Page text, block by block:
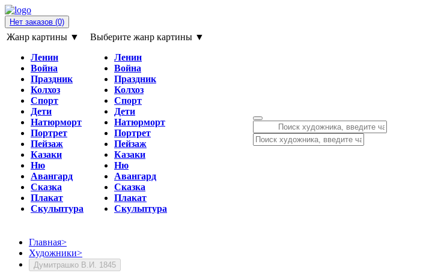
Нет заказов (0)
Жанр картины ▼
Ленин
Война
Праздник
Колхоз
Спорт
Дети
Натюрморт
Портрет
Пейзаж
Казаки
Ню
Авангард
Сказка
Плакат
Скульптура
Выберите жанр картины ▼
Ленин
Война
Праздник
Колхоз
Спорт
Дети
Натюрморт
Портрет
Пейзаж
Казаки
Ню
Авангард
Сказка
Плакат
Скульптура
Главная>
Художники>
Думитрашко В.И. 1845